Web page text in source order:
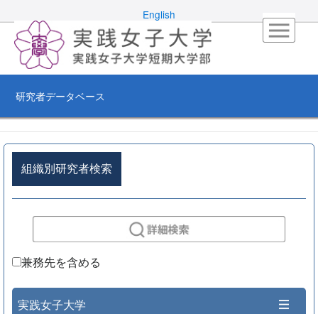
English
研究者データベース
組織別研究者検索
兼務先を含める
実践女子大学